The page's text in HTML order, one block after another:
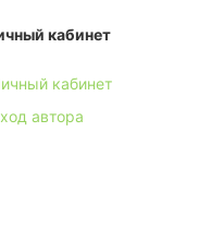
кабинет
кабинет
автора